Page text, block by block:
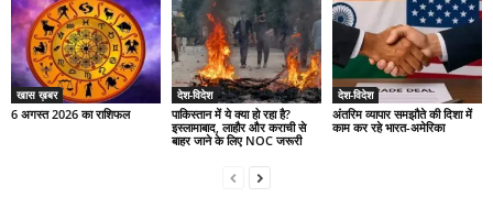
खास ख़बर
6 अगस्त 2026 का राशिफल
देश-विदेश
पाकिस्तान में ये क्या हो रहा है?
इस्लामाबाद, लाहौर और कराची से
बाहर जाने के लिए NOC जरूरी
देश-विदेश
अंतरिम व्यापार समझौते की दिशा में
काम कर रहे भारत-अमेरिका